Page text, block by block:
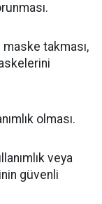
maske takması,
olması.
veya
güvenli